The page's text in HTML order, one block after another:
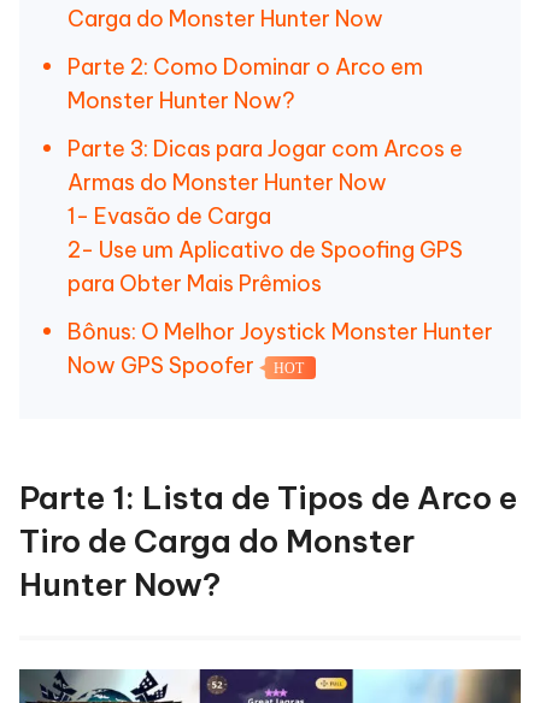
Carga do Monster Hunter Now
Parte 2: Como Dominar o Arco em
Monster Hunter Now?
Parte 3: Dicas para Jogar com Arcos e
Armas do Monster Hunter Now
1- Evasão de Carga
2- Use um Aplicativo de Spoofing GPS
para Obter Mais Prêmios
Bônus: O Melhor Joystick Monster Hunter
Now GPS Spoofer
HOT
Parte 1: Lista de Tipos de Arco e
Tiro de Carga do Monster
Hunter Now?